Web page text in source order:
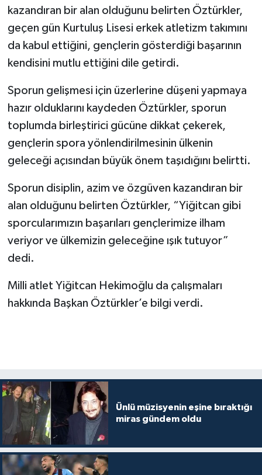
kazandıran bir alan olduğunu belirten Öztürkler,
geçen gün Kurtuluş Lisesi erkek atletizm takımını
da kabul ettiğini, gençlerin gösterdiği başarının
kendisini mutlu ettiğini dile getirdi.
Sporun gelişmesi için üzerlerine düşeni yapmaya
hazır olduklarını kaydeden Öztürkler, sporun
toplumda birleştirici gücüne dikkat çekerek,
gençlerin spora yönlendirilmesinin ülkenin
geleceği açısından büyük önem taşıdığını belirtti.
Sporun disiplin, azim ve özgüven kazandıran bir
alan olduğunu belirten Öztürkler, “Yiğitcan gibi
sporcularımızın başarıları gençlerimize ilham
veriyor ve ülkemizin geleceğine ışık tutuyor”
dedi.
Milli atlet Yiğitcan Hekimoğlu da çalışmaları
hakkında Başkan Öztürkler’e bilgi verdi.
Ünlü müzisyenin eşine bıraktığı
miras gündem oldu